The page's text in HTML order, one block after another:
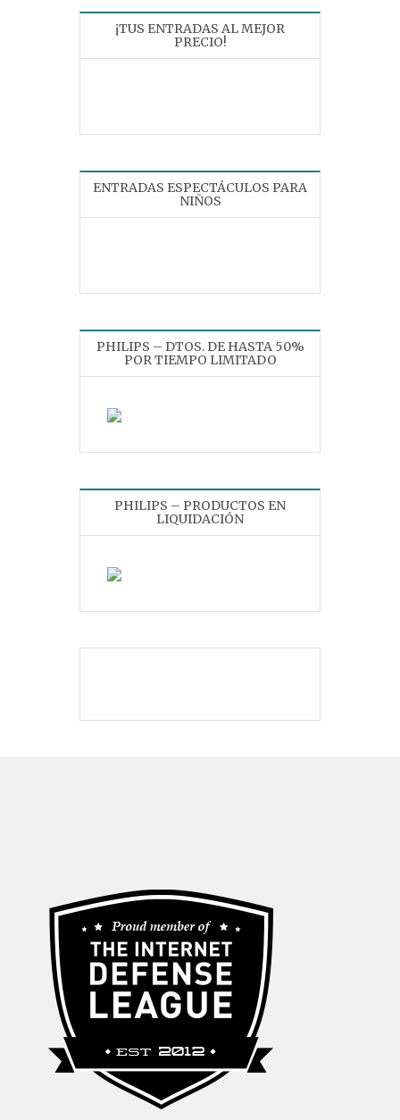
¡TUS ENTRADAS AL MEJOR
PRECIO!
ENTRADAS ESPECTÁCULOS PARA
NIÑOS
PHILIPS – DTOS. DE HASTA 50%
POR TIEMPO LIMITADO
PHILIPS – PRODUCTOS EN
LIQUIDACIÓN